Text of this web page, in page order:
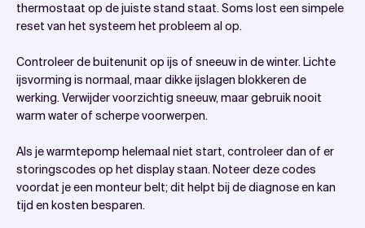
thermostaat op de juiste stand staat. Soms lost een simpele
reset van het systeem het probleem al op.
Controleer de buitenunit op ijs of sneeuw in de winter. Lichte
ijsvorming is normaal, maar dikke ijslagen blokkeren de
werking. Verwijder voorzichtig sneeuw, maar gebruik nooit
warm water of scherpe voorwerpen.
Als je warmtepomp helemaal niet start, controleer dan of er
storingscodes op het display staan. Noteer deze codes
voordat je een monteur belt; dit helpt bij de diagnose en kan
tijd en kosten besparen.